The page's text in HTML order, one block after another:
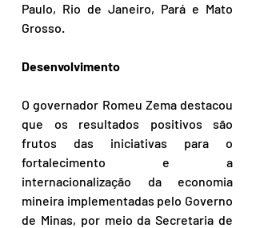
Paulo, Rio de Janeiro, Pará e Mato
Grosso.
Desenvolvimento
O governador Romeu Zema destacou
que os resultados positivos são
frutos das iniciativas para o
fortalecimento e a
internacionalização da economia
mineira implementadas pelo Governo
de Minas, por meio da Secretaria de